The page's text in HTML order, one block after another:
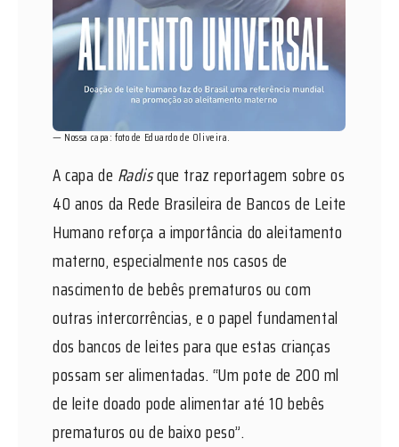
— Nossa capa: foto de Eduardo de Oliveira.
A capa de Radisque traz reportagem sobre os
40 anos da Rede Brasileira de Bancos de Leite
Humano reforça a importância do aleitamento
materno, especialmente nos casos de
nascimento de bebês prematuros ou com
outras intercorrências, e o papel fundamental
dos bancos de leites para que estas crianças
possam ser alimentadas. “Um pote de 200 ml
de leite doado pode alimentar até 10 bebês
prematuros ou de baixo peso”.